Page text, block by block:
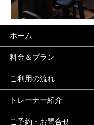
ホーム
料金＆プラン
ご利用の流れ
トレーナー紹介
ご予約・お問合せ